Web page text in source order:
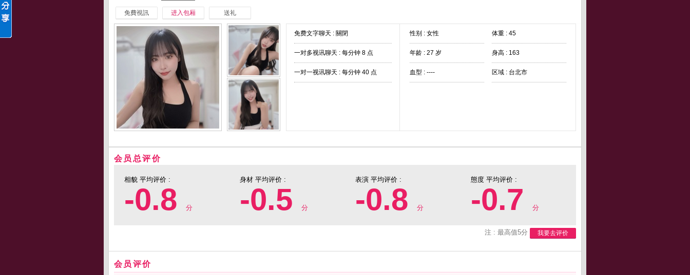
免費視訊 进入包厢 送礼
免费文字聊天 : 關閉
一对多视讯聊天 : 每分钟 8 点
一对一视讯聊天 : 每分钟 40 点
性别 : 女性 体重 : 45
年龄 : 27 岁 身高 : 163
血型 : ---- 区域 : 台北市
会员总评价
相貌 平均评价 :
-0.8 分
身材 平均评价 :
-0.5 分
表演 平均评价 :
-0.8 分
態度 平均评价 :
-0.7 分
注 : 最高值5分 我要去评价
会员评价